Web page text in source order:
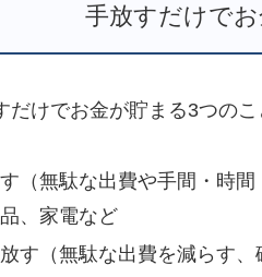
手放すだけで
だけでお金が貯まる3つの
（無駄な出費や手間・時
、家電など
す（無駄な出費を減らす